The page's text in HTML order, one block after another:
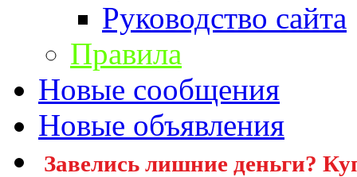
Руководство сайта
Правила
Новые сообщения
Новые объявления
Завелись лишние деньги?